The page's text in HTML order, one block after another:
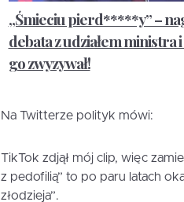
„Śmieciu pierd*****y” –
debata z udziałem ministra
go zwyzywał!
Na Twitterze polityk mówi:
TikTok zdjął mój clip, więc
z pedofilią” to po paru latach
złodzieja”.